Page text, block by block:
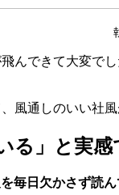
んできて大変で
風通しのいい社風
る」と実感
毎日欠かさず読ん